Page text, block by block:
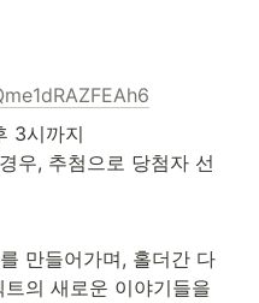
3시까지
우, 추첨으로 당첨자 선
만들어가며, 홀더간 다
의 새로운 이야기들을